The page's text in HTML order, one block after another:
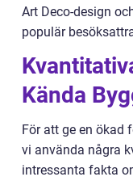
Art Deco-design
populär
Kända
För att ge en ökad
vi använda några
intressanta fakta